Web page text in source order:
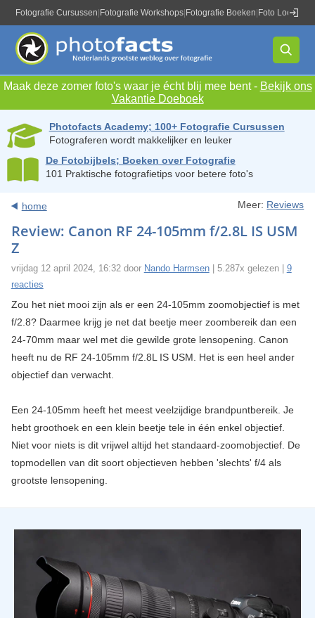
Fotografie Cursussen Fotografie Workshops Fotografie Boeken Foto Locaties
Maak deze zomer foto's waar je écht blij mee bent - Bekijk ons
Vakantie Doeboek
Photofacts Academy; 100+ Fotografie Cursussen
Fotograferen wordt makkelijker en leuker
De Fotobijbels; Boeken over Fotografie
101 Praktische fotografietips voor betere foto's
home Meer: Reviews
Review: Canon RF 24-105mm f/2.8L IS USM
Z
vrijdag 12 april 2024, 16:32 door Nando Harmsen| 5.287x gelezen | 9
reacties
Zou het niet mooi zijn als er een 24-105mm zoomobjectief is met
f/2.8? Daarmee krijg je net dat beetje meer zoombereik dan een
24-70mm maar wel met die gewilde grote lensopening. Canon
heeft nu de RF 24-105mm f/2.8L IS USM. Het is een heel ander
objectief dan verwacht.
Een 24-105mm heeft het meest veelzijdige brandpuntbereik. Je
hebt groothoek en een klein beetje tele in één enkel objectief.
Niet voor niets is dit vrijwel altijd het standaard-zoomobjectief. De
topmodellen van dit soort objectieven hebben 'slechts' f/4 als
grootste lensopening.